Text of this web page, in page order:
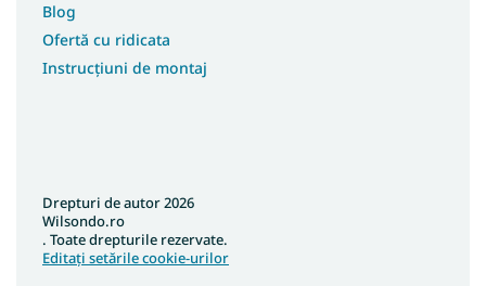
Blog
Ofertă cu ridicata
Instrucțiuni de montaj
Drepturi de autor 2026
Wilsondo.ro
. Toate drepturile rezervate.
Editați setările cookie-urilor